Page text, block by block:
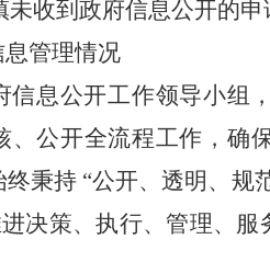
未收到政府信息公开的申
息管理情况
信息公开工作领导小组
、公开全流程工作，确
终秉持 “公开、透明、规
决策、执行、管理、服